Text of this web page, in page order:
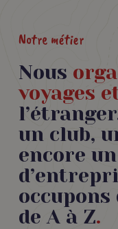
Notre métier
Nous
voyages
un club,
encore
occupons
de A à Z.